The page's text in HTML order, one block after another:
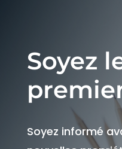
Soyez
Soyez informé